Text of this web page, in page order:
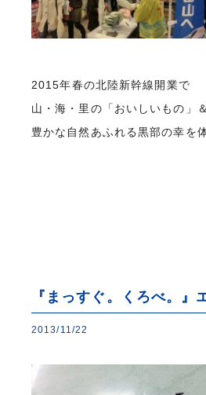
2015年春の北陸新幹線開業で
山・海・里の「おいしいもの」
豊かな自然あふれる黒部の幸を
『まっすぐ。くろべ。』
2013/11/22